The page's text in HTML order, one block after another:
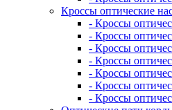
Кроссы оптические
- Кроссы
- Кроссы
- Кроссы
- Кроссы
- Кроссы
- Кроссы
- Кроссы